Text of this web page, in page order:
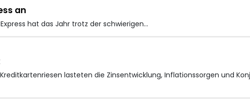
an
hat das Jahr trotz der schwierigen…
lasteten die Zinsentwicklung, Inflationssorgen und